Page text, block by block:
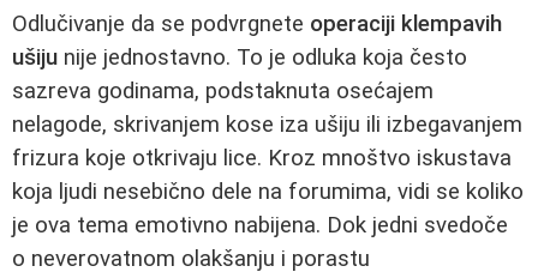
Odlučivanje da se podvrgnete operaciji klempavih
ušiju nije jednostavno. To je odluka koja često
sazreva godinama, podstaknuta osećajem
nelagode, skrivanjem kose iza ušiju ili izbegavanjem
frizura koje otkrivaju lice. Kroz mnoštvo iskustava
koja ljudi nesebično dele na forumima, vidi se koliko
je ova tema emotivno nabijena. Dok jedni svedoče
o neverovatnom olakšanju i porastu